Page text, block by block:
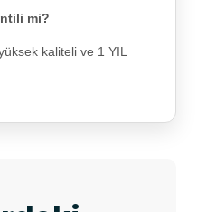
mi?
kaliteli ve 1 YIL